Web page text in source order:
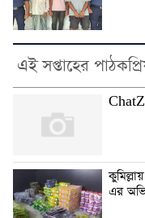
এই সপ্তাহের
এর